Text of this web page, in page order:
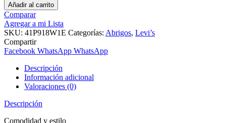
Añadir al carrito
Comparar
Agregar a mi Lista
SKU: 41P918W1E Categorías: Abrigos, Levi’s
Compartir
Facebook WhatsApp WhatsApp
Descripción
Información adicional
Valoraciones (0)
Descripción
Comodidad y estilo